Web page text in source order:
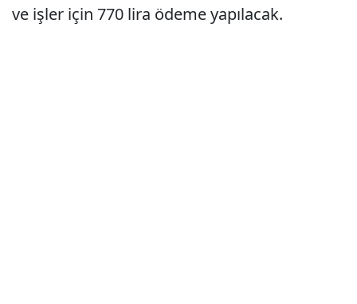
ve işler için 770 lira ödeme yapılacak.